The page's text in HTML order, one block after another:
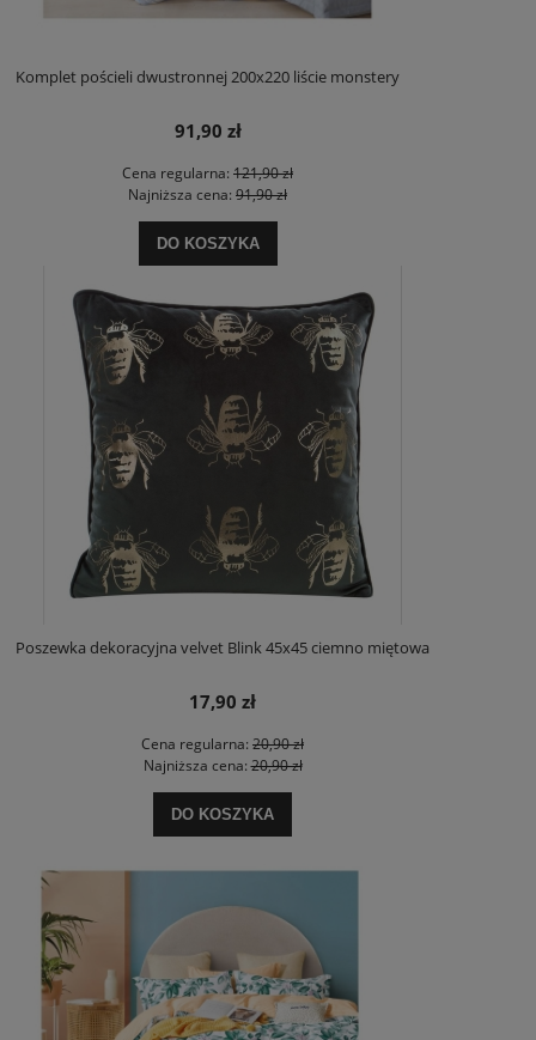
Komplet pościeli dwustronnej 200x220 liście monstery
91,90 zł
Cena regularna: 121,90 zł
Najniższa cena: 91,90 zł
DO KOSZYKA
Poszewka dekoracyjna velvet Blink 45x45 ciemno miętowa
17,90 zł
Cena regularna: 20,90 zł
Najniższa cena:20,90 zł
DO KOSZYKA